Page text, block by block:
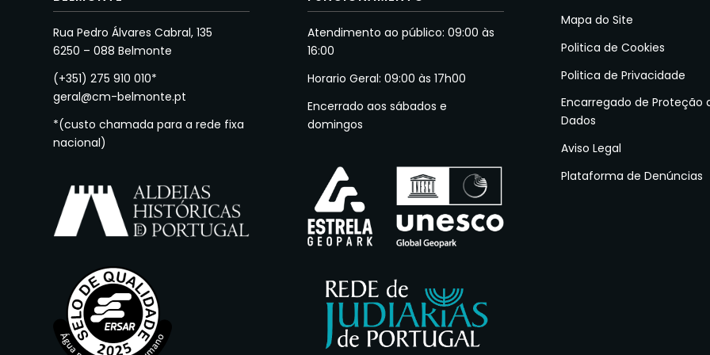
Rua Pedro Álvares Cabral, 135
6250 – 088 Belmonte
(+351) 275 910 010*
geral@cm-belmonte.pt
*(custo chamada para a rede fixa
nacional)
Atendimento ao público: 09:00 às
16:00
Horario Geral: 09:00 às 17h00
Encerrado aos sábados e
domingos
Mapa do Site
Politica de Cookies
Politica de Privacidade
Encarregado de Proteção
Dados
Aviso Legal
Plataforma de Denúncias